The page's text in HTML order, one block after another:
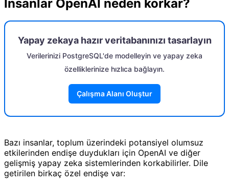
İnsanlar OpenAI neden korkar?
Yapay zekaya hazır veritabanınızı tasarlayın
Verilerinizi PostgreSQL'de modelleyin ve yapay zeka
özelliklerinize hızlıca bağlayın.
Çalışma Alanı Oluştur
Bazı insanlar, toplum üzerindeki potansiyel olumsuz
etkilerinden endişe duydukları için OpenAI ve diğer
gelişmiş yapay zeka sistemlerinden korkabilirler. Dile
getirilen birkaç özel endişe var: